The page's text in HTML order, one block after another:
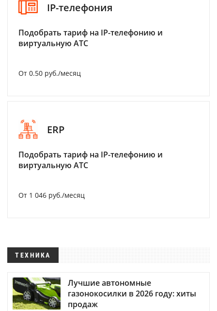
IP-телефония
Подобрать тариф на IP-телефонию и
виртуальную АТС
От 0.50 руб./месяц
ERP
Подобрать тариф на IP-телефонию и
виртуальную АТС
От 1 046 руб./месяц
ТЕХНИКА
Лучшие автономные
газонокосилки в 2026 году: хиты
продаж